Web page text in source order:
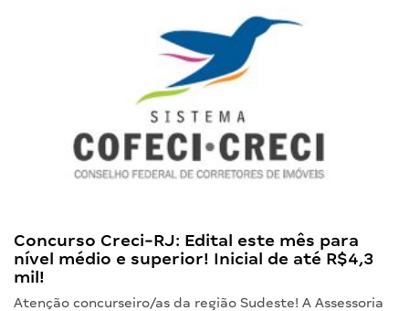
Concurso Creci-RJ: Edital este mês para
nível médio e superior! Inicial de até R$4,3
mil!
Atenção concurseiro/as da região Sudeste! A Assessoria